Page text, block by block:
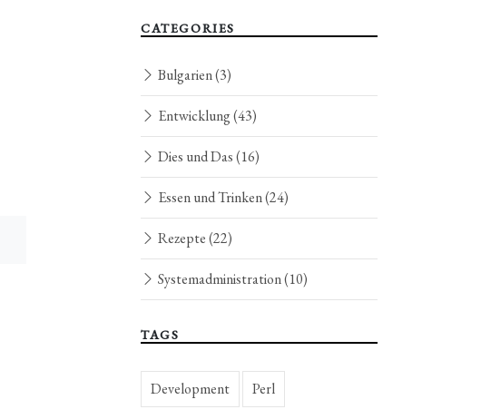
CATEGORIES
Bulgarien(3)
Entwicklung(43)
Dies und Das(16)
Essen und Trinken(24)
Rezepte(22)
Systemadministration(10)
TAGS
Development Perl